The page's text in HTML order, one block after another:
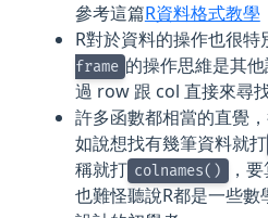
參考這篇R資料格式教學
R對於資料的操作也很
frame 的操作思維是其
過 row 跟 col 直接來尋
許多函數都相當的直覺
如說想找有幾筆資料就打
稱就打 colnames() ，要
也難怪聽說R都是一些